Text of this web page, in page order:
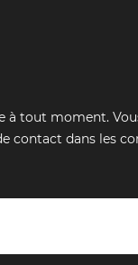
à tout moment.
contact dans les